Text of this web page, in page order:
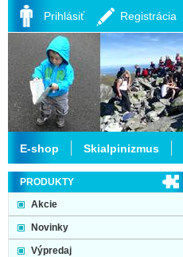
PRODUKTY
Akcie
Novinky
Výpredaj
E-shop Skialpinizmus
Prihlásiť Registrácia